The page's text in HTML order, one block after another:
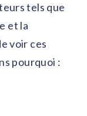
tels que
et la
voir ces
pourquoi :